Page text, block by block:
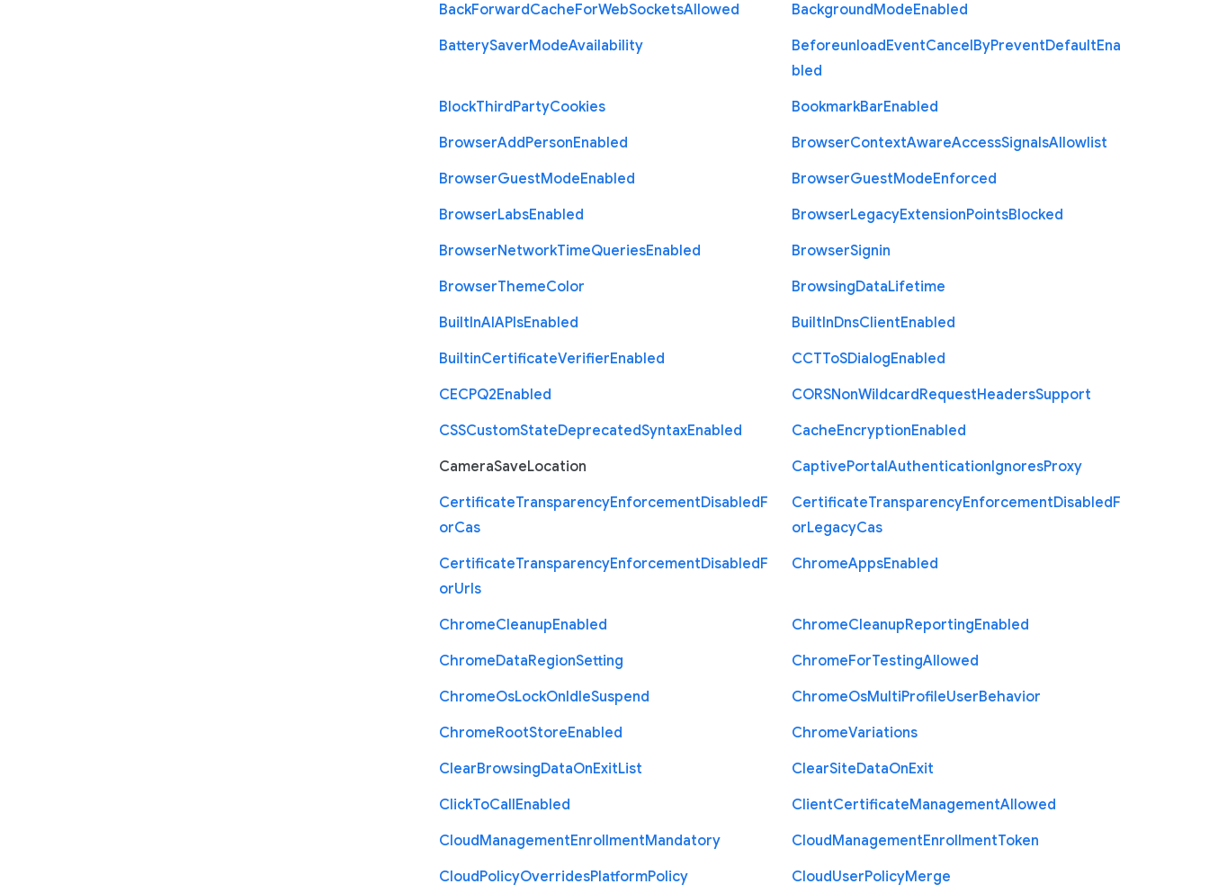
BackForwardCacheForWebSocketsAllowed BackgroundModeEnabled
BatterySaverModeAvailability BeforeunloadEventCancelByPreventDefaultEna
bled
BlockThirdPartyCookies BookmarkBarEnabled
BrowserAddPersonEnabled BrowserContextAwareAccessSignalsAllowlist
BrowserGuestModeEnabled BrowserGuestModeEnforced
BrowserLabsEnabled BrowserLegacyExtensionPointsBlocked
BrowserNetworkTimeQueriesEnabled BrowserSignin
BrowserThemeColor BrowsingDataLifetime
BuiltInAIAPIsEnabled BuiltInDnsClientEnabled
BuiltinCertificateVerifierEnabled CCTToSDialogEnabled
CECPQ2Enabled CORSNonWildcardRequestHeadersSupport
CSSCustomStateDeprecatedSyntaxEnabled CacheEncryptionEnabled
CameraSaveLocation CaptivePortalAuthenticationIgnoresProxy
CertificateTransparencyEnforcementDisabledF
orCas
CertificateTransparencyEnforcementDisabledF
orLegacyCas
CertificateTransparencyEnforcementDisabledF
orUrls
ChromeAppsEnabled
ChromeCleanupEnabled ChromeCleanupReportingEnabled
ChromeDataRegionSetting ChromeForTestingAllowed
ChromeOsLockOnIdleSuspend ChromeOsMultiProfileUserBehavior
ChromeRootStoreEnabled ChromeVariations
ClearBrowsingDataOnExitList ClearSiteDataOnExit
ClickToCallEnabled ClientCertificateManagementAllowed
CloudManagementEnrollmentMandatory CloudManagementEnrollmentToken
CloudPolicyOverridesPlatformPolicy CloudUserPolicyMerge